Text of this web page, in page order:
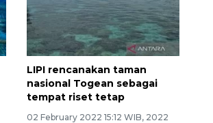
LIPI rencanakan taman
nasional Togean sebagai
tempat riset tetap
02 February 2022 15:12 WIB, 2022